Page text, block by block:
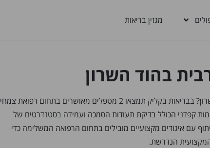
מגזין בריאות
בהוד השרון
מחפשים מטפלים ברפואת צמחי מרפא מערבית בהוד השרון? בבריאות בקליק תמצאו 2 מטפלים מאושרים בתחום רפואת צמחי
קפדני הכולל בדיקת תעודות הסמכה ועמידה בסטנדרטים של
עם איגודים מקצועיים מובילים בתחום הרפואה המשלימה כדי
הנדרשת.